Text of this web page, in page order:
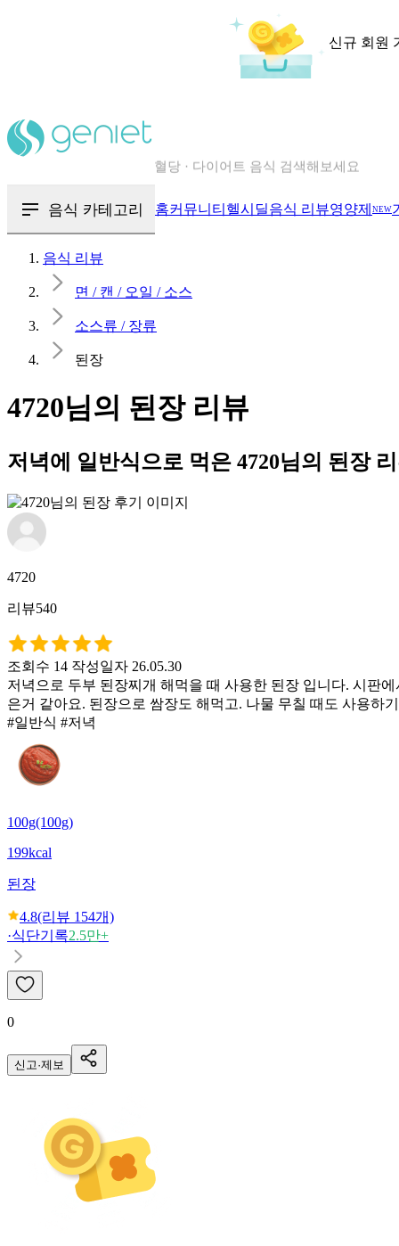
신규 회원
음식 카테고리 홈커뮤니티 헬시딜음식 리뷰영양제 NEW
음식 리뷰
면 / 캔 / 오일 / 소스
소스류 / 장류
된장
4720님의 된장 리뷰
저녁에 일반식으로 먹은 4720님의 된장
4720
리뷰540
조회수 14 작성일자 26.05.30
저녁으로 두부 된장찌개 해먹을 때 사용한 된장 입니다. 시판
은거 같아요. 된장으로 쌈장도 해먹고. 나물 무칠 때도 사용하
#일반식 #저녁
100g(100g)
199kcal
된장
4.8(리뷰 154개)
·식단기록2.5만+
0
신고·제보